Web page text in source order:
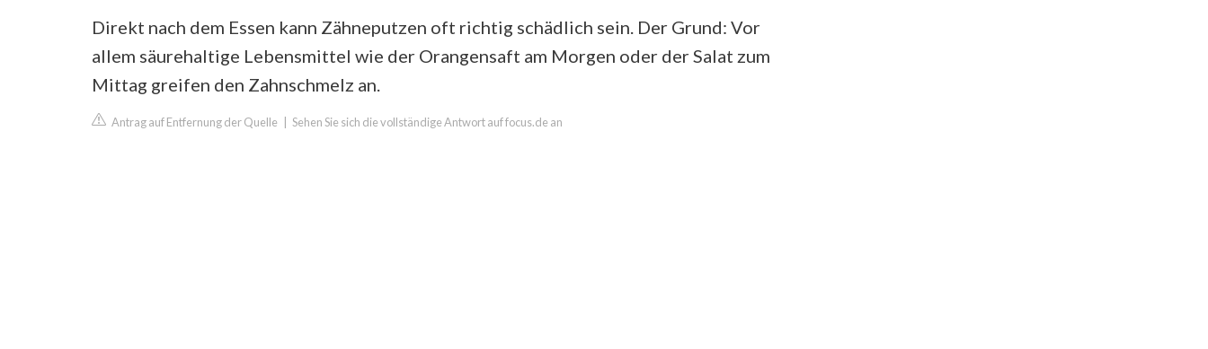
Direkt nach dem Essen kann Zähneputzen oft richtig schädlich sein. Der Grund: Vor
allem säurehaltige Lebensmittel wie der Orangensaft am Morgen oder der Salat zum
Mittag greifen den Zahnschmelz an.
Antrag auf Entfernung der Quelle Sehen Sie sich die vollständige Antwort auf focus.de an